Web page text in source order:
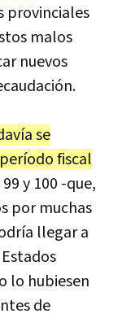
provinciales
malos
nuevos
ón.
íase
períodofiscal
99y 100 -que,
por muchas
ía llegara
Estados
lo hubiesen
de